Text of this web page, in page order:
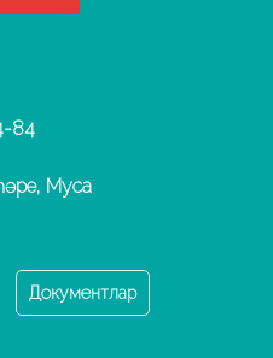
84
Муса
Документлар